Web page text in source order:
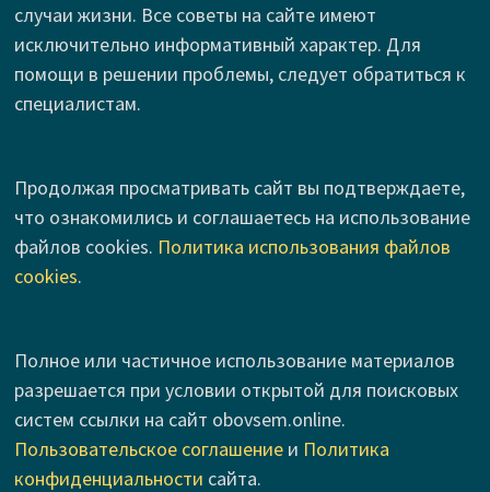
случаи жизни. Все советы на сайте имеют
исключительно информативный характер. Для
помощи в решении проблемы, следует обратиться к
специалистам.
Продолжая просматривать сайт вы подтверждаете,
что ознакомились и соглашаетесь на использование
файлов cookies. Политика использования файлов
cookies.
Полное или частичное использование материалов
разрешается при условии открытой для поисковых
систем ссылки на сайт obovsem.online.
Пользовательское соглашениеи Политика
конфиденциальности сайта.